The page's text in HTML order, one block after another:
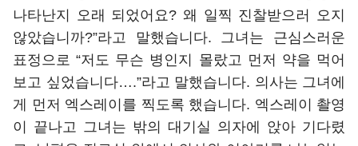
나타난지 오래 되었어요? 왜 일찍 진찰받으러 오지
않았습니까?”라고 말했습니다. 그녀는 근심스러운
표정으로 “저도 무슨 병인지 몰랐고 먼저 약을 먹어
보고 싶었습니다….”라고 말했습니다. 의사는 그녀에
게 먼저 엑스레이를 찍도록 했습니다. 엑스레이 촬영
이 끝나고 그녀는 밖의 대기실 의자에 앉아 기다렸